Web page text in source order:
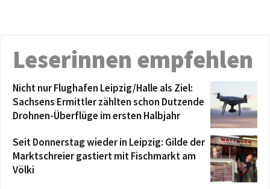
Leserinnen empfehlen
Nicht nur Flughafen Leipzig/Halle als Ziel:
Sachsens Ermittler zählten schon Dutzende
Drohnen-Überflüge im ersten Halbjahr
Seit Donnerstag wieder in Leipzig: Gilde der
Marktschreier gastiert mit Fischmarkt am
Völki